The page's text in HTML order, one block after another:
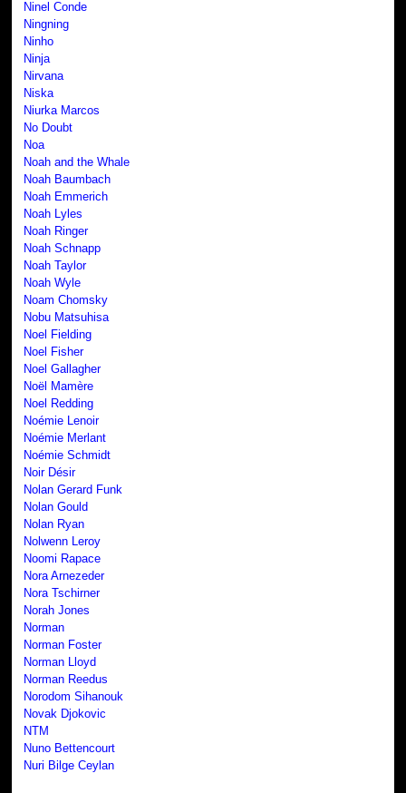
Ninel Conde
Ningning
Ninho
Ninja
Nirvana
Niska
Niurka Marcos
No Doubt
Noa
Noah and the Whale
Noah Baumbach
Noah Emmerich
Noah Lyles
Noah Ringer
Noah Schnapp
Noah Taylor
Noah Wyle
Noam Chomsky
Nobu Matsuhisa
Noel Fielding
Noel Fisher
Noel Gallagher
Noël Mamère
Noel Redding
Noémie Lenoir
Noémie Merlant
Noémie Schmidt
Noir Désir
Nolan Gerard Funk
Nolan Gould
Nolan Ryan
Nolwenn Leroy
Noomi Rapace
Nora Arnezeder
Nora Tschirner
Norah Jones
Norman
Norman Foster
Norman Lloyd
Norman Reedus
Norodom Sihanouk
Novak Djokovic
NTM
Nuno Bettencourt
Nuri Bilge Ceylan